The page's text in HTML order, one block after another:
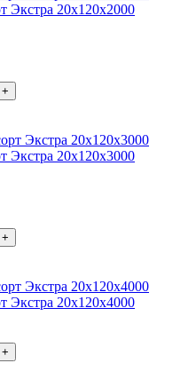
Экстра 20х120х2000
+
Экстра 20х120х3000
+
Экстра 20х120х4000
+